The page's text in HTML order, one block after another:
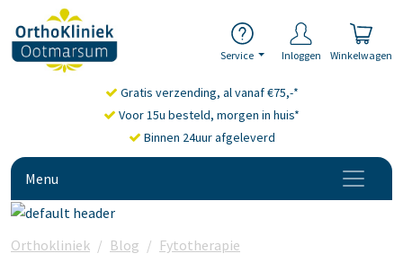
Service Inloggen Winkelwagen
Gratis verzending, al vanaf €75,-*
Voor 15u besteld, morgen in huis*
Binnen 24uur afgeleverd
Menu
Orthokliniek Blog Fytotherapie